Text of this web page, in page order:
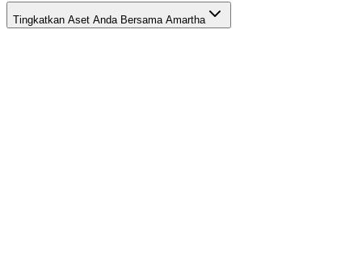
Tingkatkan Aset Anda Bersama Amartha